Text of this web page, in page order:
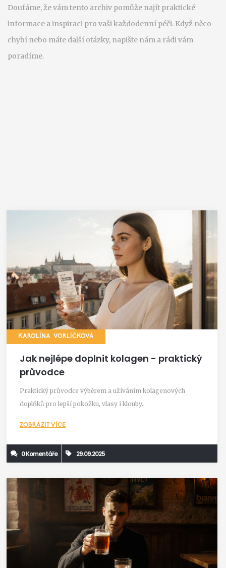
Doufáme, že vám tento archiv pomůže najít praktické
informace a inspiraci pro vaši každodenní péči. Když něco
chybí nebo máte další otázky, napište nám a rádi vám
poradíme.
KAROLÍNA VORLÍČKOVÁ
Jak nejlépe doplnit kolagen - praktický
průvodce
Praktický průvodce výběrem a užíváním kolagenových
doplňků pro lepší pokožku, vlasy i klouby.
ZOBRAZIT VÍCE
0 Komentáře 29.09.2025